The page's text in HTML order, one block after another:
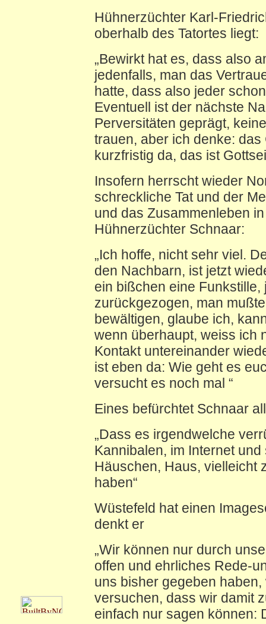
Hühnerzüchter Karl-
oberhalb des Tatortes liegt:
„Bewirkt hat es, dass also
jedenfalls, man das
hatte, dass also jeder
Eventuell ist der nächste
Perversitäten geprägt,
trauen, aber ich denke:
kurzfristig da, das ist
Insofern herrscht wieder
schreckliche Tat und der
und das Zusammenleben
Hühnerzüchter Schnaar:
„Ich hoffe, nicht sehr viel.
den Nachbarn, ist jetzt
ein bißchen eine
zurückgezogen, man
bewältigen, glaube ich,
wenn überhaupt, weiss ich
Kontakt untereinander
ist eben da: Wie geht es
versucht es noch mal “
Eines befürchtet Schnaar
„Dass es irgendwelche
Kannibalen, im Internet
Häuschen, Haus, vielleicht
haben“
Wüstefeld hat einen
denkt er
„Wir können nur durch
offen und ehrliches Rede-
uns bisher gegeben
versuchen, dass wir damit
einfach nur sagen können: